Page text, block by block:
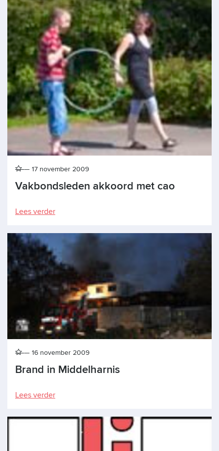
Vakbondsleden akkoord met cao
17 november 2009
Lees verder
Brand in Middelharnis
16 november 2009
Lees verder